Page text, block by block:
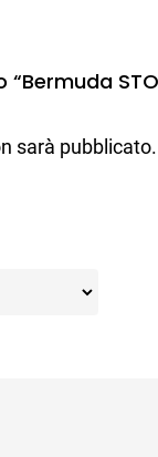
sarà pubblicato.